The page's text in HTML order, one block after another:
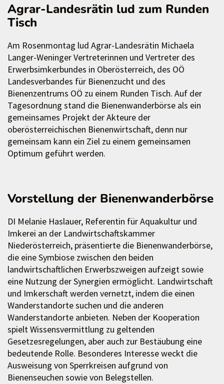
Agrar-Landesrätin lud zum Runden
Tisch
Am Rosenmontag lud Agrar-Landesrätin Michaela
Langer-Weninger Vertreterinnen und Vertreter des
Erwerbsimkerbundes in Oberösterreich, des OÖ
Landesverbandes für Bienenzucht und des
Bienenzentrums OÖ zu einem Runden Tisch. Auf der
Tagesordnung stand die Bienenwanderbörse als ein
gemeinsames Projekt der Akteure der
oberösterreichischen Bienenwirtschaft, denn nur
gemeinsam kann ein Ziel zu einem gemeinsamen
Optimum geführt werden.
Vorstellung der Bienenwanderbörse
DI Melanie Haslauer, Referentin für Aquakultur und
Imkerei an der Landwirtschaftskammer
Niederösterreich, präsentierte die Bienenwanderbörse,
die eine Symbiose zwischen den beiden
landwirtschaftlichen Erwerbszweigen aufzeigt sowie
eine Nutzung der Synergien ermöglicht. Landwirtschaft
und Imkerschaft werden vernetzt, indem die einen
Wanderstandorte suchen und die anderen
Wanderstandorte anbieten. Neben der Kooperation
spielt Wissensvermittlung zu geltenden
Gesetzesregelungen, aber auch zur Bestäubung eine
bedeutende Rolle. Besonderes Interesse weckt die
Ausweisung von Sperrkreisen aufgrund von
Bienenseuchen sowie von Belegstellen.